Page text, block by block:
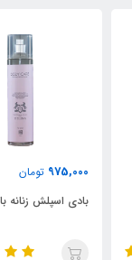
975,000 تومان
بادی اسپلش